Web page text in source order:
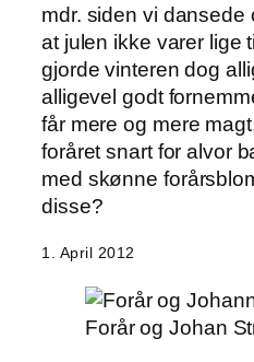
mdr. siden vi
at julen ikke varer lige
gjorde vinteren dog
alligevel godt
får mere og mere
foråret snart for alvor
med skønne
disse?
1. April 2012
Forår og Johan